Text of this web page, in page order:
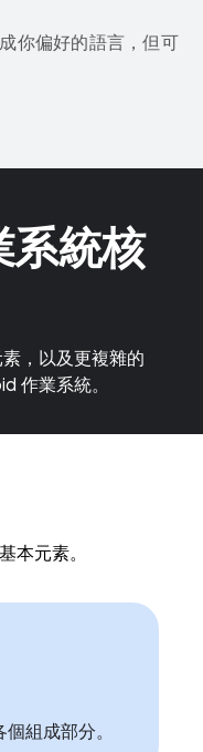
你偏好的語言，但可
統核
，以及更複雜的
作業系統。
本元素。
組成部分。